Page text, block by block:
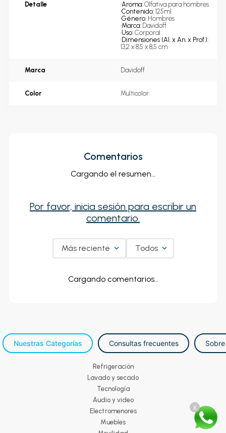
x
Detalle •Aroma: Olfativa para hombres
•Contenido: 125ml
•Género: Hombres
•Marca: Davidoff
•Uso: Corporal
•Dimensiones (Al. x An. x Prof.):
13,2 x 8,5 x 8,5 cm
Marca Davidoff
Color Multicolor
Comentarios
Cargando el resumen…
Por favor, inicia sesión para escribir un
comentario.
Más reciente Todos
Cargando comentarios…
Nuestras Categorías Consultas frecuentes
Refrigeración
Lavado y secado
Tecnología
Audio y video
Electromenores
Muebles